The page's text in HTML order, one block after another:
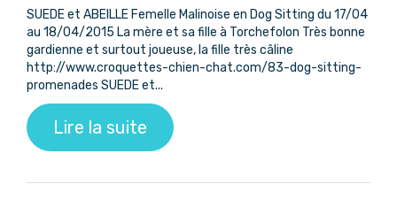
SUEDE et ABEILLE Femelle Malinoise en Dog Sitting du 17/04
au 18/04/2015 La mère et sa fille à Torchefolon Très bonne
gardienne et surtout joueuse, la fille très câline
http://www.croquettes-chien-chat.com/83-dog-sitting-
promenades SUEDE et...
Lire la suite